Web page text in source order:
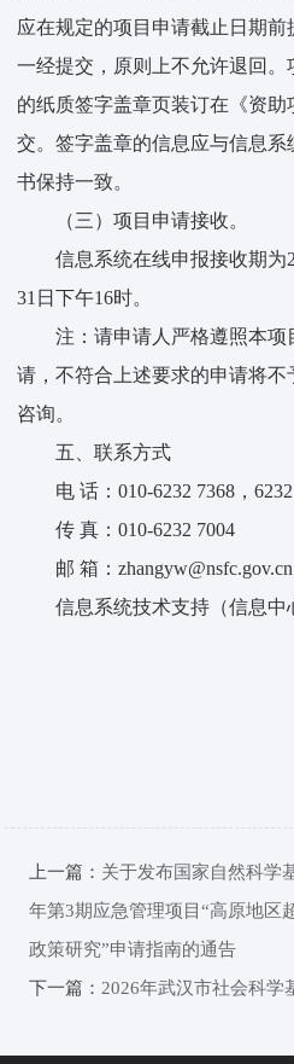
应在规定的项目申请截止日期前
一经提交，原则上不允许退回
的纸质签字盖章页装订在《资
交。签字盖章的信息应与信息
书保持一致。
（三）项目申请接收。
信息系统在线申报接收期为
31日下午16时。
注：请申请人严格遵照本项
请，不符合上述要求的申请将
咨询。
五、联系方式
电 话：010-6232 7368，
传 真：010-6232 7004
邮 箱：zhangyw@nsfc.gov.cn
信息系统技术支持（信息中
上一篇： 关于发布国家自然科学
年第3期应急管理项目“高原地区
政策研究”申请指南的通告
下一篇： 2026年武汉市社会科学